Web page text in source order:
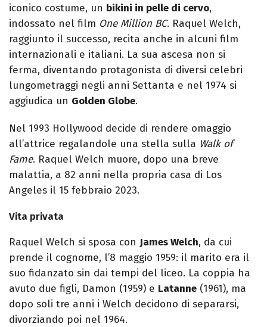
iconico costume, un bikini in pelle di cervo,
indossato nel film One Million BC. Raquel Welch,
raggiunto il successo, recita anche in alcuni film
internazionali e italiani. La sua ascesa non si
ferma, diventando protagonista di diversi celebri
lungometraggi negli anni Settanta e nel 1974 si
aggiudica un Golden Globe.
Nel 1993 Hollywood decide di rendere omaggio
all’attrice regalandole una stella sulla Walk of
Fame. Raquel Welch muore, dopo una breve
malattia, a 82 anni nella propria casa di Los
Angeles il 15 febbraio 2023.
Vita privata
Raquel Welch si sposa con James Welch, da cui
prende il cognome, l’8 maggio 1959: il marito era il
suo fidanzato sin dai tempi del liceo. La coppia ha
avuto due figli, Damon (1959) e Latanne (1961), ma
dopo soli tre anni i Welch decidono di separarsi,
divorziando poi nel 1964.